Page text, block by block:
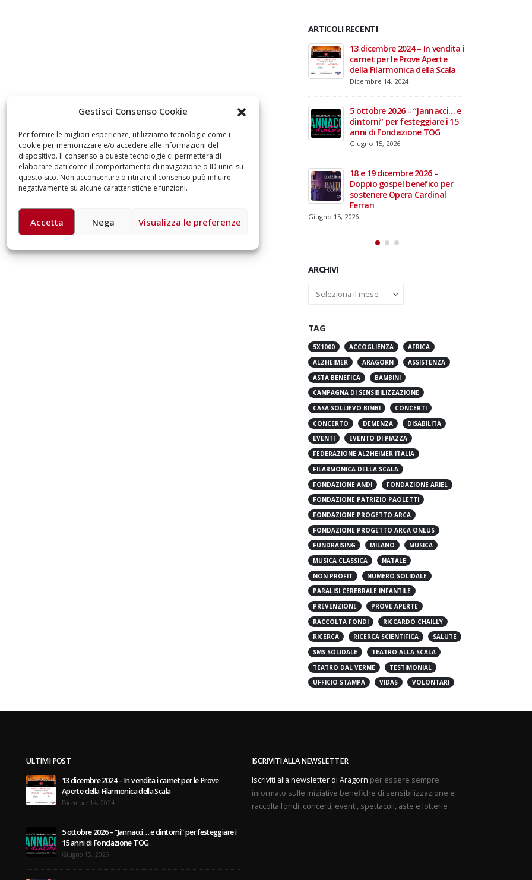
Gestisci Consenso Cookie
Per fornire le migliori esperienze, utilizziamo tecnologie come i
cookie per memorizzare e/o accedere alle informazioni del
dispositivo. Il consenso a queste tecnologie ci permetterà di
elaborare dati come il comportamento di navigazione o ID unici su
questo sito. Non acconsentire o ritirare il consenso può influire
negativamente su alcune caratteristiche e funzioni.
Accetta Nega Visualizza le preferenze
ARTICOLI RECENTI
17, 2026
5 ottobre 2026 – “Jannacci… e
anni di Fondazione TOG
Giugno 15, 2026
18 e 19 dicembre 2026 –
Doppio gospel benefico per
22 giugno 2026 – Terrazze del
Duomo: apertura serale
straordinaria per Fondazione
Cieli Azzurri
3 giugno 2026 – Al Teatro
Fraschini di Pavia il concerto
inaugurale di UniON –
Maggio 13, 2026
Un evento di Natale per
Aragorn
TAG
5X1000 ACCOGLIENZA
AFRICA
ALZHEIMER
ARAGORN
ASTA BENEFICA
BAMBINI
CAMPAGNA DI SENSIBILIZZAZIONE
CASA SOLLIEVO BIMBI
CONCERTI
CONCERTO
DEMENZA
DISABILITÀ
EVENTI
EVENTO DI PIAZZA
FEDERAZIONE ALZHEIMER ITALIA
FILARMONICA DELLA SCALA
FONDAZIONE ANDI
FONDAZIONE ARIEL
FONDAZIONE PATRIZIO PAOLETTI
FONDAZIONE PROGETTO ARCA
FONDAZIONE PROGETTO ARCA ONLUS
FUNDRAISING
MILANO
MUSICA
MUSICA CLASSICA
NATALE
NON PROFIT
NUMERO SOLIDALE
PARALISI CEREBRALE INFANTILE
PREVENZIONE
PROVE APERTE
RACCOLTA FONDI
RICCARDO CHAILLY
RICERCA
RICERCA SCIENTIFICA
SALUTE
SMS SOLIDALE
TEATRO ALLA SCALA
TEATRO DAL VERME
TESTIMONIAL
ULTIMI POST
13 dicembre 2024 – In vendita i carnet per le Prove
Aperte della Filarmonica della Scala
Dicembre 14, 2024
5 ottobre 2026 – “Jannacci… e dintorni” per festeggiare i
15 anni di Fondazione TOG
Giugno 15, 2026
Iscriviti alla newsletter di Aragornper essere sempre
informato sulle iniziative benefiche di sensibilizzazione e